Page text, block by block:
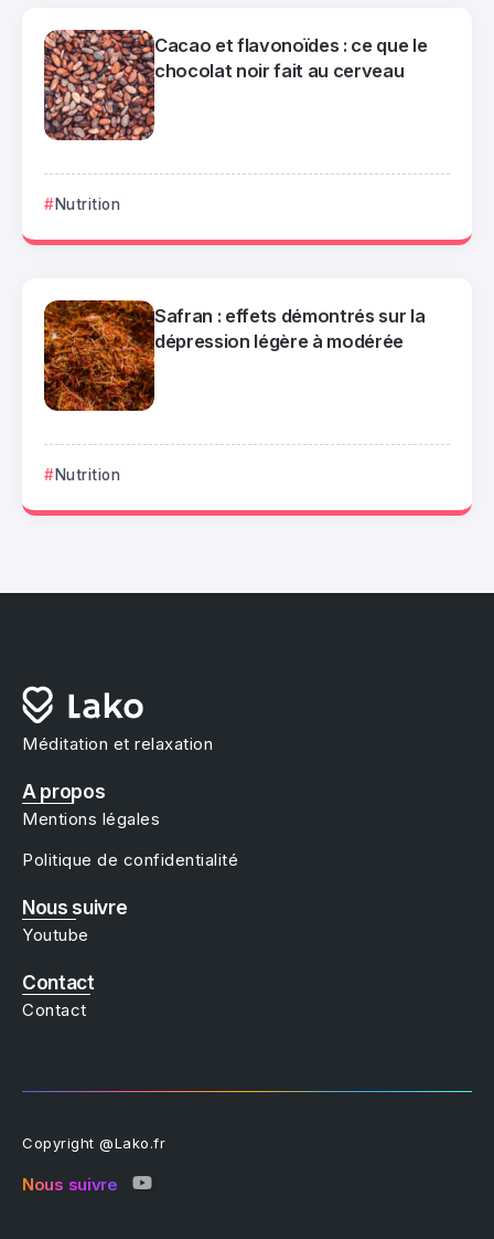
Cacao et flavonoïdes : ce que le
chocolat noir fait au cerveau
Nutrition
Safran : effets démontrés sur la
dépression légère à modérée
Nutrition
Méditation et relaxation
A propos
Mentions légales
Politique de confidentialité
Nous suivre
Youtube
Contact
Contact
Copyright @Lako.fr
Nous suivre